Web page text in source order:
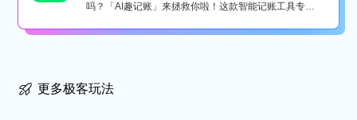
吗？「AI趣记账」来拯救你啦！这款智能记账工具专为
更多极客玩法